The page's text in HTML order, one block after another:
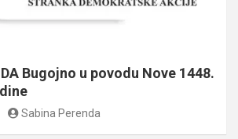
Bugojno u povodu Nove 1448.
Sabina Perenda